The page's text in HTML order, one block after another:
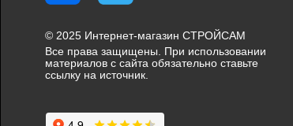
© 2025 Интернет-магазин СТРОЙСАМ
Все права защищены. При использовании
материалов с сайта обязательно ставьте
ссылку на источник.